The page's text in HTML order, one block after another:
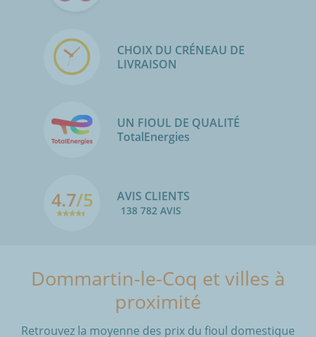
CHOIX DU CRÉNEAU DE
LIVRAISON
UN FIOUL DE QUALITÉ
TotalEnergies
4.7/5 AVIS CLIENTS
138 782 AVIS
Dommartin-le-Coq et villes à
proximité
Retrouvez la moyenne des prix du fioul domestique